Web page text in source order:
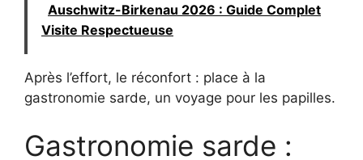
Auschwitz-Birkenau 2026 : Guide Complet
Visite Respectueuse
Après l’effort, le réconfort : place à la
gastronomie sarde, un voyage pour les papilles.
Gastronomie sarde :